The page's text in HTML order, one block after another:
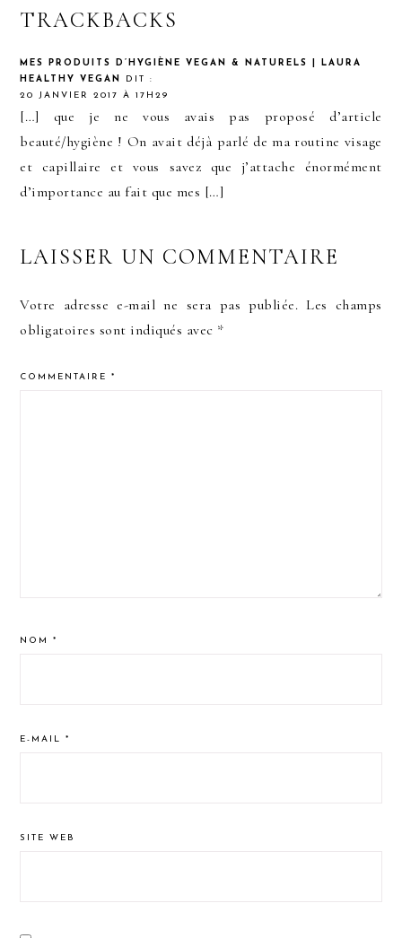
TRACKBACKS
MES PRODUITS D’HYGIÈNE VEGAN & NATURELS | LAURA
HEALTHY VEGAN
DIT :
20 JANVIER 2017 À 17H29
[…] que je ne vous avais pas proposé d’article
beauté/hygiène ! On avait déjà parlé de ma routine visage
et capillaire et vous savez que j’attache énormément
d’importance au fait que mes […]
LAISSER UN COMMENTAIRE
Votre adresse e-mail ne sera pas publiée. Les champs
obligatoires sont indiqués avec *
COMMENTAIRE*
NOM*
E-MAIL*
SITE WEB